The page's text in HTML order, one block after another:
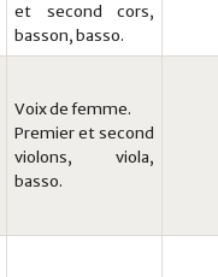
et second cors,
basson, basso.
Voix de femme.
Premier et second
violons, viola,
basso.